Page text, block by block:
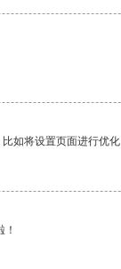
如将设置页面进行优